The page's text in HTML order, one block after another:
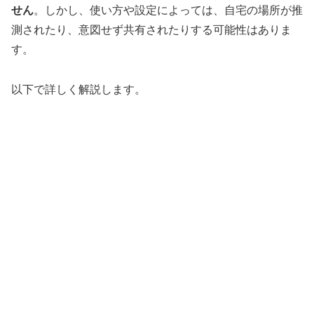
せん。しかし、使い方や設定によっては、自宅の場所が推
測されたり、意図せず共有されたりする可能性はありま
す。
以下で詳しく解説します。